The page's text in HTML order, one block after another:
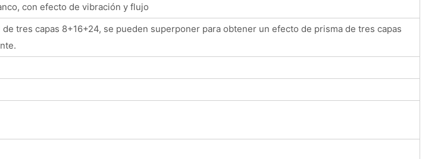
con efecto de vibración y flujo
de tres capas 8+16+24, se pueden superponer para obtener un efecto de prisma de tres capas